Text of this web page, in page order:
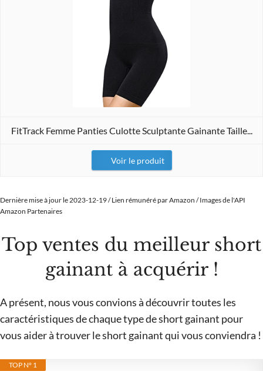
FitTrack Femme Panties Culotte Sculptante Gainante Taille...
Voir le produit
Dernière mise à jour le 2023-12-19 / Lien rémunéré par Amazon / Images de l'API
Amazon Partenaires
Top ventes du meilleur short
gainant à acquérir !
A présent, nous vous convions à découvrir toutes les
caractéristiques de chaque type de short gainant pour
vous aider à trouver le short gainant qui vous conviendra !
TOP N° 1